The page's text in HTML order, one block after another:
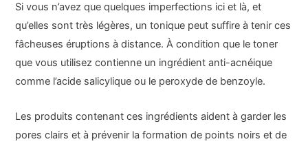
Si vous n’avez que quelques imperfections ici et là, et
qu’elles sont très légères, un tonique peut suffire à tenir ces
fâcheuses éruptions à distance. À condition que le toner
que vous utilisez contienne un ingrédient anti-acnéique
comme l’acide salicylique ou le peroxyde de benzoyle.
Les produits contenant ces ingrédients aident à garder les
pores clairs et à prévenir la formation de points noirs et de